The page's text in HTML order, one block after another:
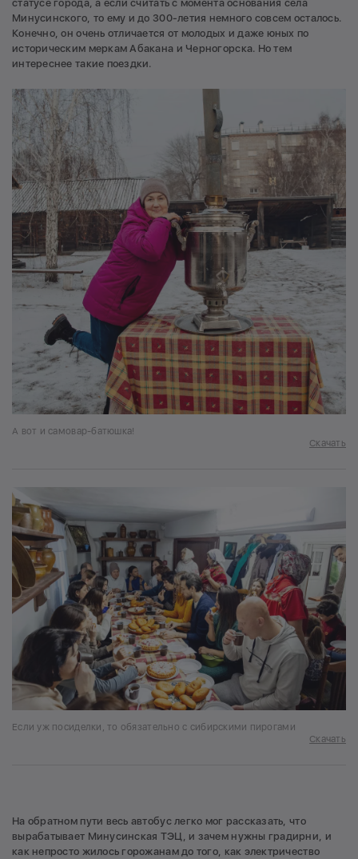
статусе города, а если считать с момента основания села
Минусинского, то ему и до 300-летия немного совсем осталось.
Конечно, он очень отличается от молодых и даже юных по
историческим меркам Абакана и Черногорска. Но тем
интереснее такие поездки.
А вот и самовар-батюшка!
Скачать
Если уж посиделки, то обязательно с сибирскими пирогами
Скачать
На обратном пути весь автобус легко мог рассказать, что
вырабатывает Минусинская ТЭЦ, и зачем нужны градирни, и
как непросто жилось горожанам до того, как электричество